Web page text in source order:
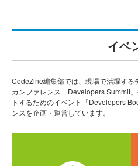
イベ
CodeZine編集部では、現場で活躍す
カンファレンス「Developers Summit
トするためのイベント「Developers
ンスを企画・運営しています。